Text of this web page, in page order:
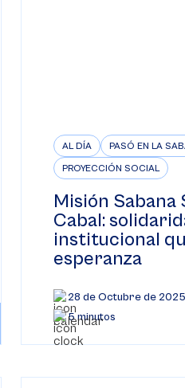
AL DÍA PASÓ EN LA
PROYECCIÓN SOCIAL
Misión Sabana
Cabal:
institucional
esperanza
28 de Octubre de 2025
5 minutos